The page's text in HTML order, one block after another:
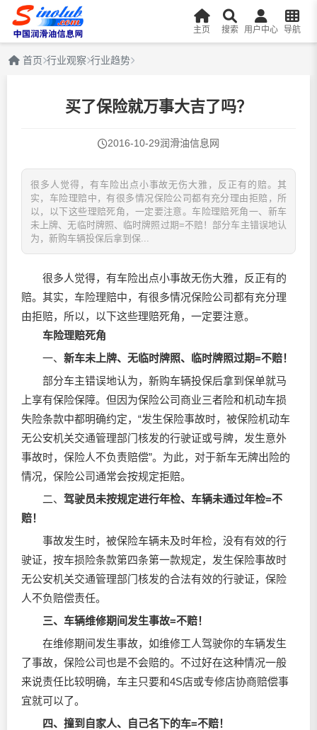
主页 搜索 用户中心 导航
首页 行业观察 行业趋势
买了保险就万事大吉了吗？
2016-10-29润滑油信息网
很多人觉得，有车险出点小事故无伤大雅，反正有的赔。其
实，车险理赔中，有很多情况保险公司都有充分理由拒赔，所
以，以下这些理赔死角，一定要注意。车险理赔死角一、新车
未上牌、无临时牌照、临时牌照过期=不赔！部分车主错误地认
为，新购车辆投保后拿到保...
很多人觉得，有车险出点小事故无伤大雅，反正有的
赔。其实，车险理赔中，有很多情况保险公司都有充分理
由拒赔，所以，以下这些理赔死角，一定要注意。
车险理赔死角
一、 新车未上牌、无临时牌照、临时牌照过期=不赔！
部分车主错误地认为，新购车辆投保后拿到保单就马
上享有保险保障。但因为保险公司商业三者险和机动车损
失险条款中都明确约定，“发生保险事故时，被保险机动车
无公安机关交通管理部门核发的行驶证或号牌，发生意外
事故时，保险人不负责赔偿”。为此，对于新车无牌出险的
情况，保险公司通常会按规定拒赔。
二、 驾驶员未按规定进行年检、车辆未通过年检=不
赔！
事故发生时，被保险车辆未及时年检，没有有效的行
驶证，按车损险条款第四条第一款规定，发生保险事故时
无公安机关交通管理部门核发的合法有效的行驶证，保险
人不负赔偿责任。
三、车辆维修期间发生事故=不赔！
在维修期间发生事故，如维修工人驾驶你的车辆发生
了事故，保险公司也是不会赔的。不过好在这种情况一般
来说责任比较明确，车主只要和4S店或专修店协商赔偿事
宜就可以了。
四、 撞到自家人、自己名下的车=不赔！